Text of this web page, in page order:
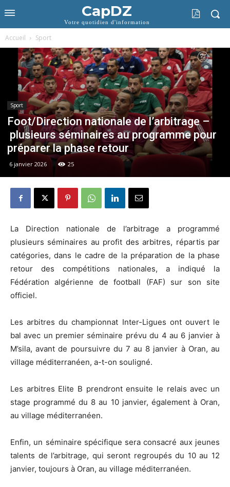
CapDZ
Votre quotidien d'information
Accueil Sport
Sport
Foot/Direction nationale de l’arbitrage –
plusieurs séminaires au programme pour
préparer la phase retour
6 janvier 2026 25
La Direction nationale de l’arbitrage a programmé
plusieurs séminaires au profit des arbitres, répartis par
catégories, dans le cadre de la préparation de la phase
retour des compétitions nationales, a indiqué la
Fédération algérienne de football (FAF) sur son site
officiel.
Les arbitres du championnat Inter-Ligues ont ouvert le
bal avec un premier séminaire prévu du 4 au 6 janvier à
M’sila, avant de poursuivre du 7 au 8 janvier à Oran, au
village méditerranéen, a-t-on souligné.
Les arbitres Elite B prendront ensuite le relais avec un
stage programmé du 8 au 10 janvier, également à Oran,
au village méditerranéen.
Enfin, un séminaire spécifique sera consacré aux jeunes
talents de l’arbitrage, qui seront regroupés du 10 au 12
janvier, toujours à Oran, au village méditerranéen.